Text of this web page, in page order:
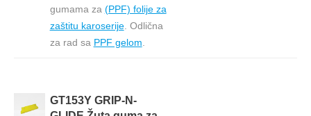
gumama za (PPF) folije za
zaštitu karoserije. Odlična
za rad sa PPF gelom
GT153Y GRIP-N-